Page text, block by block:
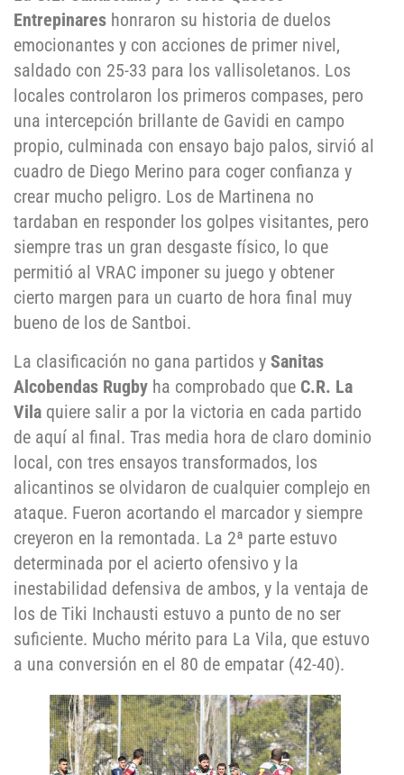
Entrepinares honraron su historia de duelos
emocionantes y con acciones de primer nivel,
saldado con 25-33 para los vallisoletanos. Los
locales controlaron los primeros compases, pero
una intercepción brillante de Gavidi en campo
propio, culminada con ensayo bajo palos, sirvió al
cuadro de Diego Merino para coger confianza y
crear mucho peligro. Los de Martinena no
tardaban en responder los golpes visitantes, pero
siempre tras un gran desgaste físico, lo que
permitió al VRAC imponer su juego y obtener
cierto margen para un cuarto de hora final muy
bueno de los de Santboi.
La clasificación no gana partidos y Sanitas
Alcobendas Rugby ha comprobado que C.R. La
Vila quiere salir a por la victoria en cada partido
de aquí al final. Tras media hora de claro dominio
local, con tres ensayos transformados, los
alicantinos se olvidaron de cualquier complejo en
ataque. Fueron acortando el marcador y siempre
creyeron en la remontada. La 2ª parte estuvo
determinada por el acierto ofensivo y la
inestabilidad defensiva de ambos, y la ventaja de
los de Tiki Inchausti estuvo a punto de no ser
suficiente. Mucho mérito para La Vila, que estuvo
a una conversión en el 80 de empatar (42-40).